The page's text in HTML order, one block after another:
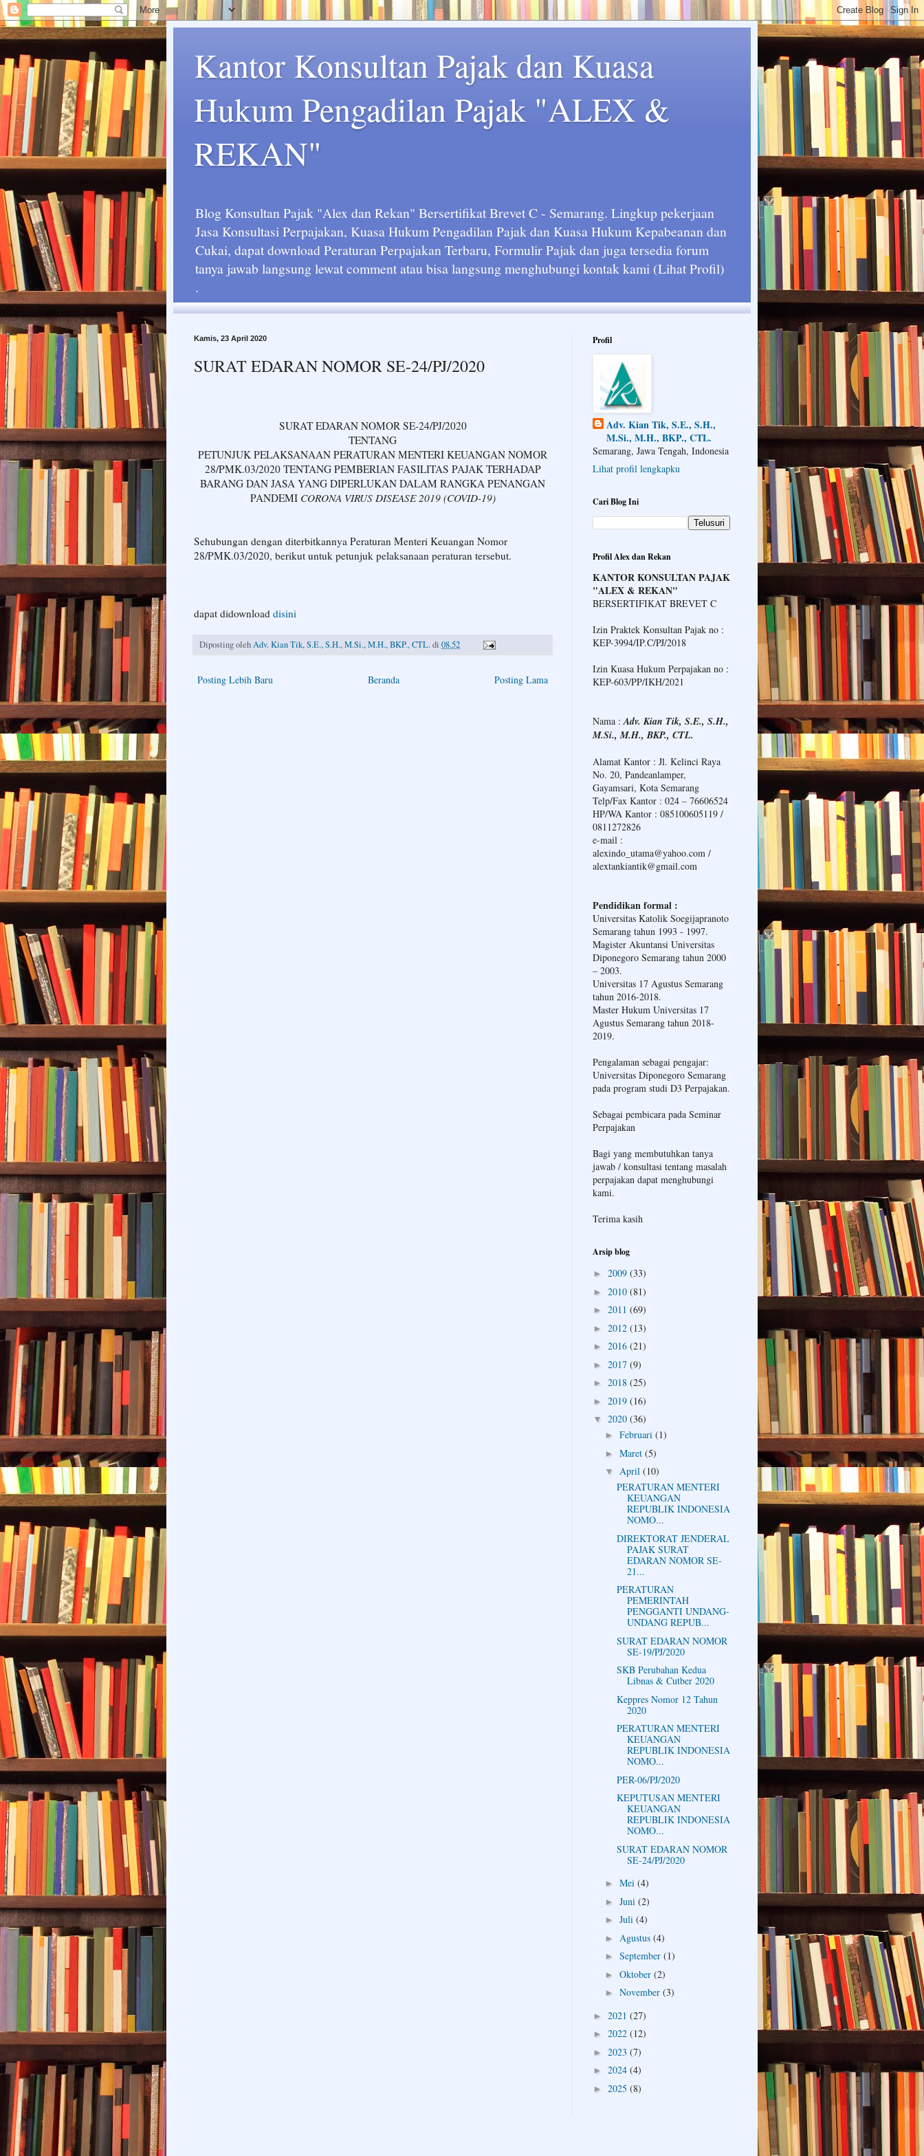
Kantor Konsultan Pajak dan Kuasa
Hukum Pengadilan Pajak "ALEX &
REKAN"
Blog Konsultan Pajak "Alex dan Rekan" Bersertifikat Brevet C - Semarang. Lingkup pekerjaan
Jasa Konsultasi Perpajakan, Kuasa Hukum Pengadilan Pajak dan Kuasa Hukum Kepabeanan dan
Cukai, dapat download Peraturan Perpajakan Terbaru, Formulir Pajak dan juga tersedia forum
tanya jawab langsung lewat comment atau bisa langsung menghubungi kontak kami (Lihat Profil)
.
Kamis, 23 April 2020
SURAT EDARAN NOMOR SE-24/PJ/2020
SURAT EDARAN NOMOR SE-24/PJ/2020
TENTANG
PETUNJUK PELAKSANAAN PERATURAN MENTERI KEUANGAN NOMOR
28/PMK.03/2020 TENTANG PEMBERIAN FASILITAS PAJAK TERHADAP
BARANG DAN JASA YANG DIPERLUKAN DALAM RANGKA PENANGAN
PANDEMI CORONA VIRUS DISEASE 2019 (COVID-19)
Sehubungan dengan diterbitkannya Peraturan Menteri Keuangan Nomor
28/PMK.03/2020, berikut untuk petunjuk pelaksanaan peraturan tersebut.
dapat didownload disini
Diposting olehAdv. Kian Tik, S.E., S.H., M.Si., M.H., BKP., CTL.di 08.52
Posting Lebih Baru Posting Lama
Beranda
Profil
Adv. Kian Tik, S.E., S.H.,
M.Si., M.H., BKP., CTL.
Semarang, Jawa Tengah, Indonesia
Lihat profil lengkapku
Cari Blog Ini
Profil Alex dan Rekan
KANTOR KONSULTAN PAJAK
"ALEX & REKAN"
BERSERTIFIKAT BREVET C
Izin Praktek Konsultan Pajak no :
KEP-3994/IP.C/PJ/2018
Izin Kuasa Hukum Perpajakan no :
KEP-603/PP/IKH/2021
Nama : Adv. Kian Tik, S.E., S.H.,
M.Si., M.H., BKP., CTL.
Alamat Kantor : Jl. Kelinci Raya
No. 20, Pandeanlamper,
Gayamsari, Kota Semarang
Telp/Fax Kantor : 024 – 76606524
HP/WA Kantor : 085100605119 /
0811272826
e-mail :
alexindo_utama@yahoo.com /
alextankiantik@gmail.com
Pendidikan formal :
Universitas Katolik Soegijapranoto
Semarang tahun 1993 - 1997.
Magister Akuntansi Universitas
Diponegoro Semarang tahun 2000
– 2003.
Universitas 17 Agustus Semarang
tahun 2016-2018.
Master Hukum Universitas 17
Agustus Semarang tahun 2018-
2019.
Pengalaman sebagai pengajar:
Universitas Diponegoro Semarang
pada program studi D3 Perpajakan.
Sebagai pembicara pada Seminar
Perpajakan
Bagi yang membutuhkan tanya
jawab / konsultasi tentang masalah
perpajakan dapat menghubungi
kami.
Terima kasih
Arsip blog
► 2009 (33)
► 2010 (81)
► 2011 (69)
► 2012 (13)
► 2016 (21)
► 2017 (9)
► 2018 (25)
► 2019 (16)
▼ 2020 (36)
► Februari (1)
► Maret (5)
▼ April (10)
PERATURAN MENTERI
KEUANGAN
REPUBLIK INDONESIA
NOMO...
DIREKTORAT JENDERAL
PAJAK SURAT
EDARAN NOMOR SE-
21...
PERATURAN
PEMERINTAH
PENGGANTI UNDANG-
UNDANG REPUB...
SURAT EDARAN NOMOR
SE-19/PJ/2020
SKB Perubahan Kedua
Libnas & Cutber 2020
Keppres Nomor 12 Tahun
2020
PERATURAN MENTERI
KEUANGAN
REPUBLIK INDONESIA
NOMO...
PER-06/PJ/2020
KEPUTUSAN MENTERI
KEUANGAN
REPUBLIK INDONESIA
NOMO...
SURAT EDARAN NOMOR
SE-24/PJ/2020
► Mei (4)
► Juni (2)
► Juli (4)
► Agustus (4)
► September (1)
► Oktober (2)
► November (3)
► 2021 (27)
► 2022 (12)
► 2023 (7)
► 2024 (4)
► 2025 (8)